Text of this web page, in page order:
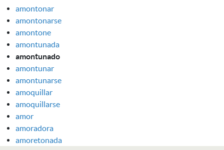
amontonar
amontonarse
amontone
amontunada
amontunado
amontunar
amontunarse
amoquillar
amoquillarse
amor
amoradora
amoretonada